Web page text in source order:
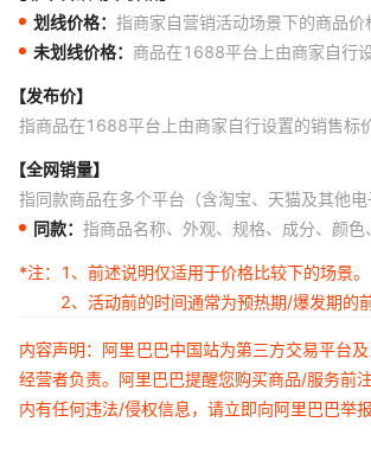
划线价格： 指商家自营销活动场景下的商品
未划线价格： 商品在1688平台上由商家自行
【发布价】
指商品在1688平台上由商家自行设置的销售标
【全网销量】
指同款商品在多个平台（含淘宝、天猫及其他
同款： 指商品名称、外观、规格、成分、颜
*注：
1、前述说明仅适用于价格比较下的场景。
2、活动前的时间通常为预热期/爆发期的
内容声明：阿里巴巴中国站为第三方交易平台
经营者负责。阿里巴巴提醒您购买商品/服务前
内有任何违法/侵权信息，请立即向阿里巴巴举